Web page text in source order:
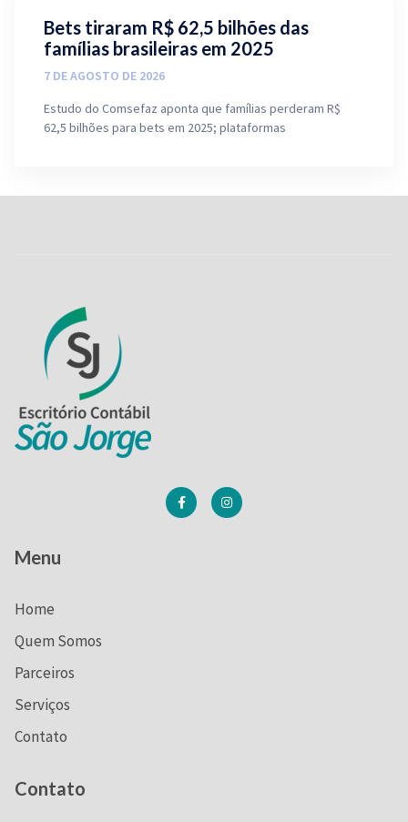
Bets tiraram R$ 62,5 bilhões das
famílias brasileiras em 2025
7 DE AGOSTO DE 2026
Estudo do Comsefaz aponta que famílias perderam R$
62,5 bilhões para bets em 2025; plataformas
Menu
Home
Quem Somos
Parceiros
Serviços
Contato
Contato